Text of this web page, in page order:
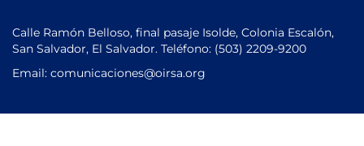
Calle Ramón Belloso, final pasaje Isolde, Colonia Escalón,
San Salvador, El Salvador. Teléfono: (503) 2209-9200
Email: comunicaciones@oirsa.org